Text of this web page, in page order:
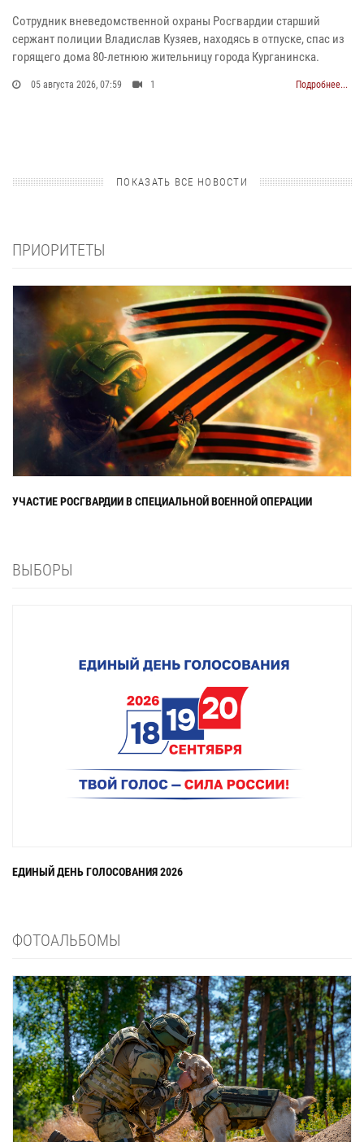
Сотрудник вневедомственной охраны Росгвардии старший
сержант полиции Владислав Кузяев, находясь в отпуске, спас из
горящего дома 80-летнюю жительницу города Курганинска.
05 августа 2026, 07:59 1 Подробнее...
ПОКАЗАТЬ ВСЕ НОВОСТИ
ПРИОРИТЕТЫ
УЧАСТИЕ РОСГВАРДИИ В СПЕЦИАЛЬНОЙ ВОЕННОЙ ОПЕРАЦИИ
ВЫБОРЫ
ЕДИНЫЙ ДЕНЬ ГОЛОСОВАНИЯ 2026
ФОТОАЛЬБОМЫ